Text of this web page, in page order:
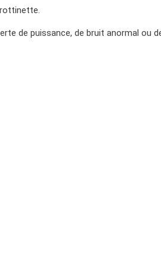
de puissance, de bruit anormal ou